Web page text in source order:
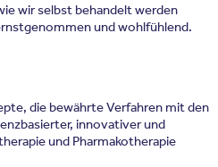
wir selbst behandelt werden
und wohlfühlend.
die bewährte Verfahren mit den
innovativer und
und Pharmakotherapie